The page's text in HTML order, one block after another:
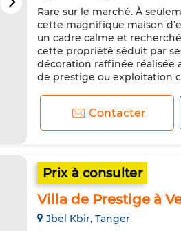
Salon européen
Antenne
Sécurité
Double vitrage
Machine à laver
Micro-
Rare sur le marché. À
cette magnifique maison
un cadre calme et
cette propriété séduit par
décoration raffinée réalisée
de prestige ou exploitation
Contacter
Prix à consulter
Villa de Prestige à
Jbel Kbir, Tanger